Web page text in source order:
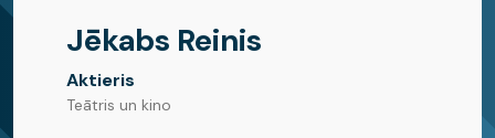
Jēkabs Reinis
Aktieris
Teātris un kino